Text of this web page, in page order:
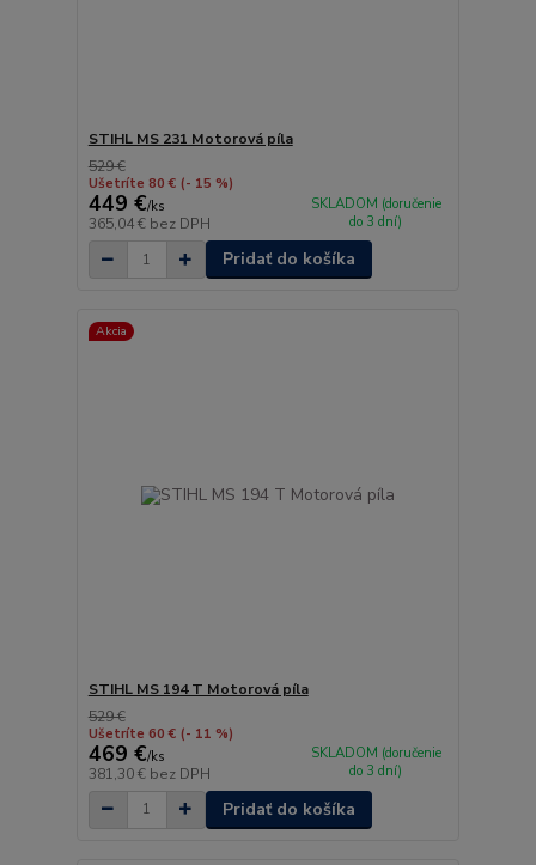
STIHL MS 231 Motorová píla
529 €
Ušetríte 80 € (- 15 %)
449 €/ks
365,04 € bez DPH
SKLADOM (doručenie
do 3 dní)
Pridať do košíka
Akcia
STIHL MS 194 T Motorová píla
529 €
Ušetríte 60 € (- 11 %)
469 €/ks
381,30 € bez DPH
SKLADOM (doručenie
do 3 dní)
Pridať do košíka